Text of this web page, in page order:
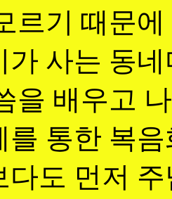
르기 때문
가 사는 동
을 배우고
를 통한 복
다도 먼저